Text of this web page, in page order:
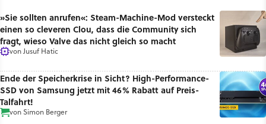
»Sie sollten anrufen«: Steam-Machine-Mod versteckt
einen so cleveren Clou, dass die Community sich
fragt, wieso Valve das nicht gleich so macht
vonJusuf Hatic
Ende der Speicherkrise in Sicht? High-Performance-
SSD von Samsung jetzt mit 46% Rabatt auf Preis-
Talfahrt!
vonSimon Berger